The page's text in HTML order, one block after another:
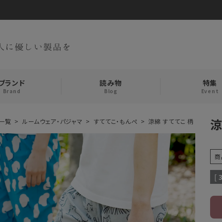
インナー
おやすみアイテム ストール
メンズ キッズ
食品
ランド
Brand
読み物
Blog
特集
Event
覧 ルームウェア・パジャマ すててこ・もんぺ 涼綿 すててこ 柄
[